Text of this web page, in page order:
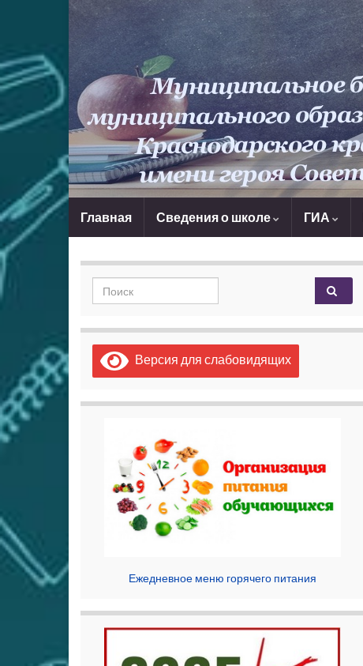
Главная Сведения о школе ГИА
Search for:
Версия для слабовидящих
Ежедневное меню горячего питания